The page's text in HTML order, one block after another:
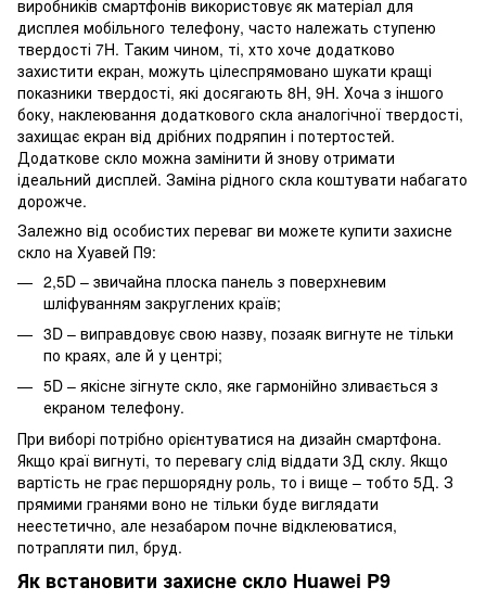
виробників смартфонів використовує як матеріал для
дисплея мобільного телефону, часто належать ступеню
твердості 7H. Таким чином, ті, хто хоче додатково
захистити екран, можуть цілеспрямовано шукати кращі
показники твердості, які досягають 8H, 9H. Хоча з іншого
боку, наклеювання додаткового скла аналогічної твердості,
захищає екран від дрібних подряпин і потертостей.
Додаткове скло можна замінити й знову отримати
ідеальний дисплей. Заміна рідного скла коштувати набагато
дорожче.
Залежно від особистих переваг ви можете купити захисне
скло на Хуавей П9:
2,5D – звичайна плоска панель з поверхневим
шліфуванням закруглених країв;
3D – виправдовує свою назву, позаяк вигнуте не тільки
по краях, але й у центрі;
5D – якісне зігнуте скло, яке гармонійно зливається з
екраном телефону.
При виборі потрібно орієнтуватися на дизайн смартфона.
Якщо краї вигнуті, то перевагу слід віддати 3Д склу. Якщо
вартість не грає першорядну роль, то і вище – тобто 5Д. З
прямими гранями воно не тільки буде виглядати
неестетично, але незабаром почне відклеюватися,
потрапляти пил, бруд.
Як встановити захисне скло Huawei P9